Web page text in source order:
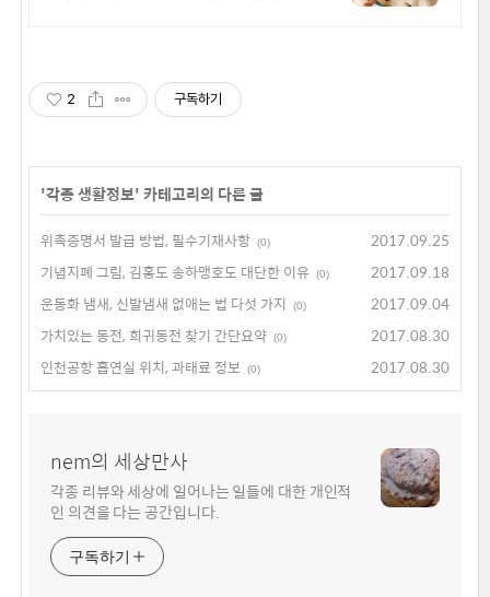
2 구독하기
'각종 생활정보' 카테고리의 다른 글
위촉증명서 발급 방법, 필수기재사항 (0)
2017.09.25
기념지폐 그림, 김홍도 송하맹호도 대단한 이유 (0)
2017.09.18
운동화 냄새, 신발냄새 없애는 법 다섯 가지
(0)
2017.09.04
가치있는 동전, 희귀동전 찾기 간단요약 (0)
2017.08.30
인천공항 흡연실 위치, 과태료 정보 (0) 2017.08.30
nem의 세상만사
각종 리뷰와 세상에 일어나는 일들에 대한 개인적
인 의견을 다는 공간입니다.
구독하기